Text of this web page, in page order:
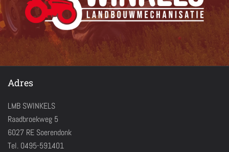
Adres
LMB SWINKELS
Raadbroekweg 5
6027 RE Soerendonk
Tel. 0495-591401